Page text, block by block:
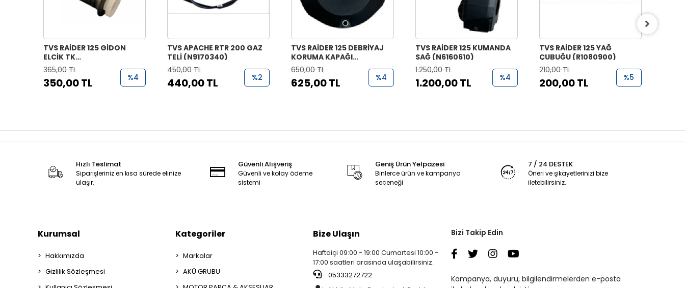
TVS RAİDER 125 GİDON
ELCİK TK
(N9221070+N9221170)
365,00 TL
350,00 TL %4
TVS APACHE RTR 200 GAZ
TELİ (N9170340)
450,00 TL
440,00 TL %2
TVS RAİDER 125 DEBRİYAJ
KORUMA KAPAĞI
(N6030380)
650,00 TL
625,00 TL %4
TVS RAİDER 125 KUMANDA
SAĞ (N6160610)
1.250,00 TL
1.200,00 TL %4
TVS RAİDER 125 YAĞ
ÇUBUĞU (R1080900)
210,00 TL
200,00 TL %5
Hızlı Teslimat
Siparişleriniz en kısa sürede elinize
ulaşır.
Güvenli Alışveriş
Güvenli ve kolay ödeme
sistemi
Geniş Ürün Yelpazesi
Binlerce ürün ve kampanya
seçeneği
7 / 24 DESTEK
Öneri ve şikayetlerinizi bize
iletebilirsiniz.
Kurumsal
Hakkımızda
Gizlilik Sözleşmesi
Kategoriler
Markalar
AKÜ GRUBU
Bize Ulaşın
Haftaiçi 09:00 - 19:00 Cumartesi 10:00 -
17:00 saatleri arasında ulaşabilirsiniz.
05333272722
Bizi Takip Edin
Kampanya, duyuru, bilgilendirmelerden e-posta